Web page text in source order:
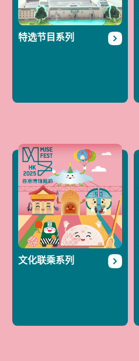
特选节目系列
文化联乘系列